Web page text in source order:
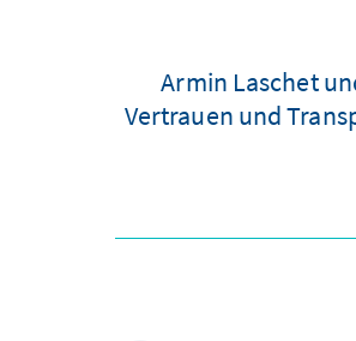
Armin Laschet
Vertrauen und